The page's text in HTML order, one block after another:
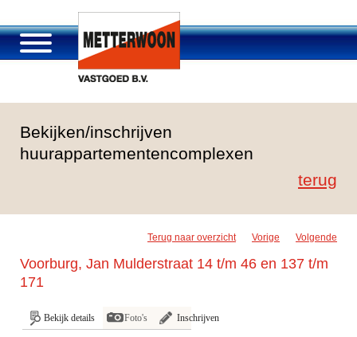
Portfolio
Passage Roosendaal
Bekijken/inschrijven
huurappartementencomplexen
terug
Terug naar overzicht Vorige Volgende
Voorburg, Jan Mulderstraat 14 t/m 46 en 137 t/m
171
Bekijk details Foto's Inschrijven